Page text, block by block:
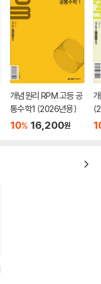
개념원리 RPM 고등 공
통수학1 (2026년용)
10% 16,200원